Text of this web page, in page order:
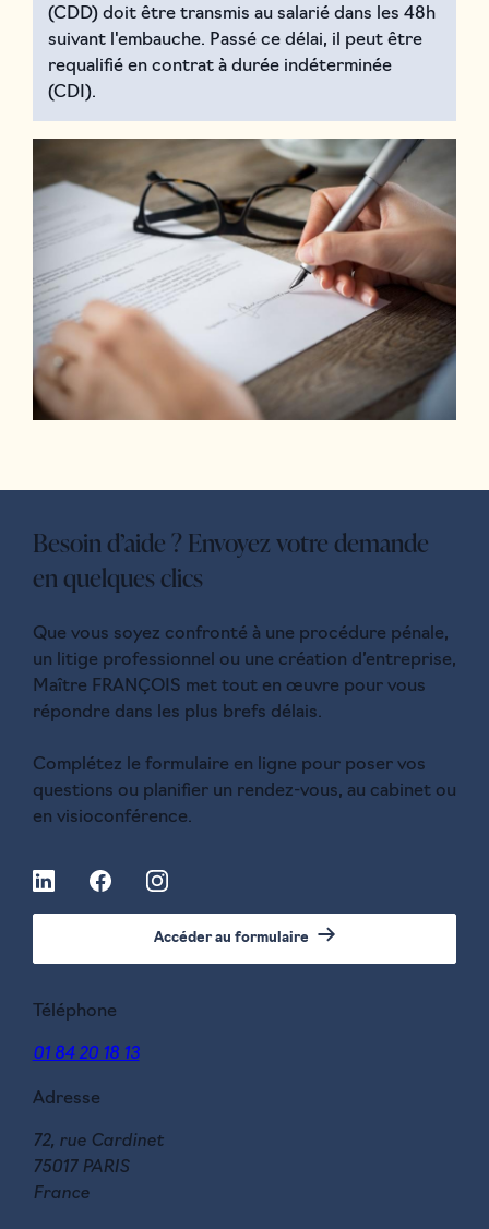
(CDD) doit être transmis au salarié dans les 48h
suivant l'embauche. Passé ce délai, il peut être
requalifié en contrat à durée indéterminée
(CDI).
Besoin d’aide ? Envoyez votre demande
en quelques clics
Que vous soyez confronté à une procédure pénale,
un litige professionnel ou une création d’entreprise,
Maître FRANÇOIS met tout en œuvre pour vous
répondre dans les plus brefs délais.
Complétez le formulaire en ligne pour poser vos
questions ou planifier un rendez-vous, au cabinet ou
en visioconférence.
Accéder au formulaire
Téléphone
01 84 20 18 13
Adresse
72, rue Cardinet
75017 PARIS
France